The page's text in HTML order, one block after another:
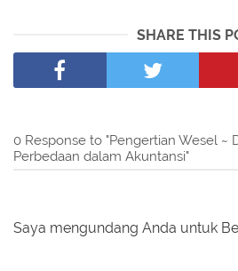
SHARE THIS
0 Response to "Pengertian Wesel ~
Perbedaan dalam Akuntansi"
Saya mengundang Anda untuk